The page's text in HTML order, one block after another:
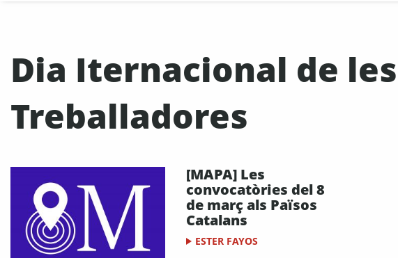
Dia Iternacional de
Treballadores
[MAPA] Les
convocatòries del 8
de març als Països
Catalans
ESTER FAYOS